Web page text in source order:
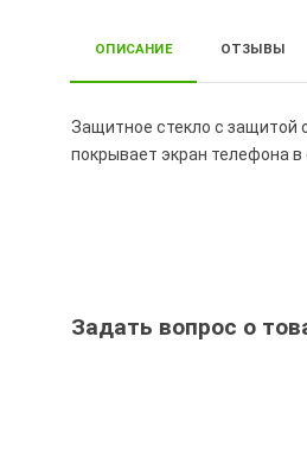
ОПИСАНИЕ ОТЗЫВЫ
Защитное стекло с защитой
покрывает экран телефона в
Задать вопрос о